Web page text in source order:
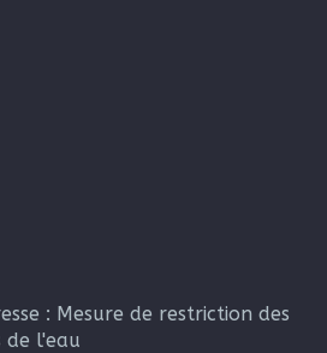
: Mesure de restriction des
de l'eau